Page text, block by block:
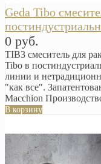
Geda Tibo
0 руб.
TIB3 смеситель для
Tibo в
линии и
"как все".
Macchion
В корзину